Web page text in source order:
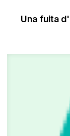
Una fuita